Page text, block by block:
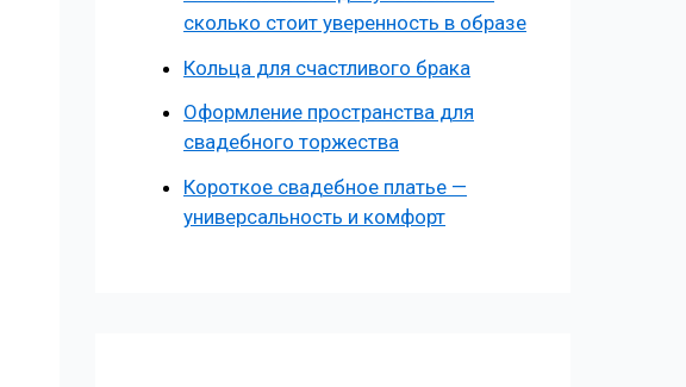
сколько стоит уверенность в образе
Кольца для счастливого брака
Оформление пространства для
свадебного торжества
Короткое свадебное платье —
универсальность и комфорт